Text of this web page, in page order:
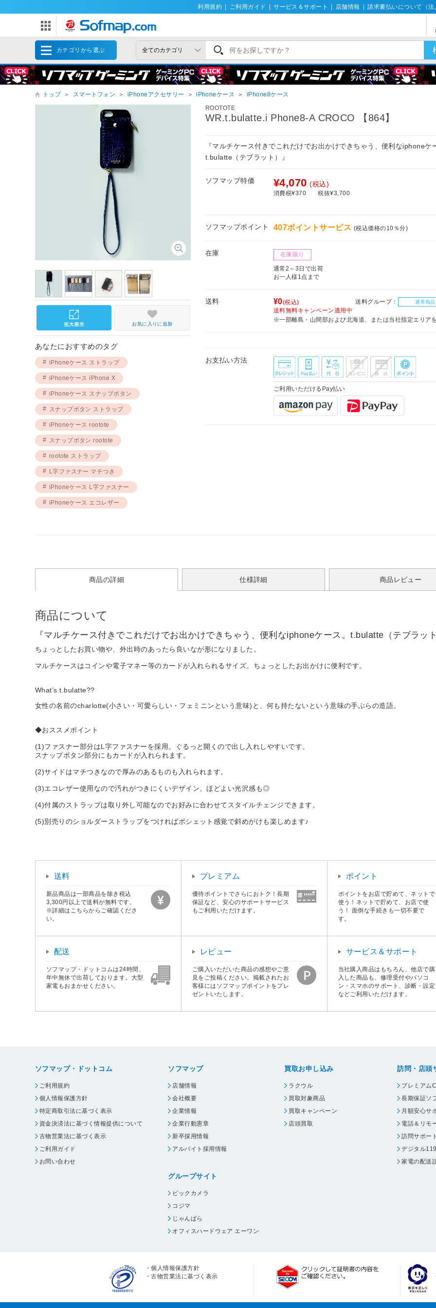
利用規約 ご利用ガイド サービス＆サポート 店舗情報 請求書払いについて（法
カテゴリから選ぶ
トップ ＞ スマートフォン ＞ iPhoneアクセサリー ＞ iPhoneケース ＞
iPhone8ケース
ROOTOTE
WR.t.bulatte.i Phone8-A CROCO 【864】
『マルチケース付きでこれだけでお出かけできちゃう、便利なiphoneケ
t.bulatte（テブラット）』
ソフマップ特価 ¥4,070 (税込)
消費税¥370 税抜¥3,700
ソフマップポイント 407ポイントサービス (税込価格の10％分)
在庫 在庫限り
通常2～3日で出荷
お一人様1点まで
送料 ¥0(税込) 送料グループ： 通常商品
送料無料キャンペーン適用中
※一部離島・山間部および北海道、または当社指定エリア
お支払い方法
ご利用いただけるPay払い
お気に入りに追加
あなたにおすすめのタグ
iPhoneケース ストラップ
iPhoneケース iPhone X
iPhoneケース スナップボタン
スナップボタン ストラップ
iPhoneケース rootote
スナップボタン rootote
rootote ストラップ
L字ファスナー マチつき
iPhoneケース L字ファスナー
iPhoneケース エコレザー
商品の詳細 仕様詳細 商品レビュー
商品について
『マルチケース付きでこれだけでお出かけできちゃう、便利なiphoneケース。t.bulatte（テブラッ
ちょっとしたお買い物や、外出時のあったら良いなが形になりました。
マルチケースはコインや電子マネー等のカードが入れられるサイズ。ちょっとしたお出かけに便利です。
What’s t.bulatte??
女性の名前のcharlotte(小さい・可愛らしい・フェミニンという意味)と、何も持たないという意味の手ぶらの造語。
◆おススメポイント
(1)ファスナー部分はL字ファスナーを採用。ぐるっと開くので出し入れしやすいです。
スナップボタン部分にもカードが入れられます。
(2)サイドはマチつきなので厚みのあるものも入れられます。
(3)エコレザー使用なので汚れがつきにくいデザイン。ほどよい光沢感も◎
(4)付属のストラップは取り外し可能なのでお好みに合わせてスタイルチェンジできます。
(5)別売りのショルダーストラップをつければポシェット感覚で斜めがけも楽しめます♪
送料
新品商品は一部商品を除き税込
3,300円以上で送料が無料です。
※詳細はこちらからご確認くださ
い。
プレミアム
優待ポイントでさらにおトク！長期
保証など、安心のサポートサービス
もご利用いただけます。
ポイント
ポイントをお店で貯めて、ネットで
使う！ネットで貯めて、お店で使
う！ 面倒な手続きも一切不要で
す。
配送
ソフマップ・ドットコムは24時間、
年中無休で出荷しております。大型
家電もおまかせください。
レビュー
ご購入いただいた商品の感想やご意
見をご投稿ください。掲載されたお
客様にはソフマップポイントをプレ
ゼントいたします。
サービス＆サポート
当社購入商品はもちろん、他店で購
入した商品も、修理受付やパソコ
ン・スマホのサポート、診断・設定
などご利用いただけます。
ソフマップ・ドットコム
ご利用規約
個人情報保護方針
特定商取引法に基づく表示
資金決済法に基づく情報提供について
古物営業法に基づく表示
ご利用ガイド
お問い合わせ
ソフマップ
店舗情報
会社概要
企業情報
企業行動憲章
新卒採用情報
アルバイト採用情報
グループサイト
ビックカメラ
コジマ
じゃんぱら
オフィスハードウェア エーワン
買取お申し込み
ラクウル
買取対象商品
買取キャンペーン
店頭買取
訪問・店頭
プレミアム
長期保証ソ
月額安心サ
電話＆リモ
訪問サポー
デジタル
家電の配送
・個人情報保護方針
・古物営業法に基づく表示